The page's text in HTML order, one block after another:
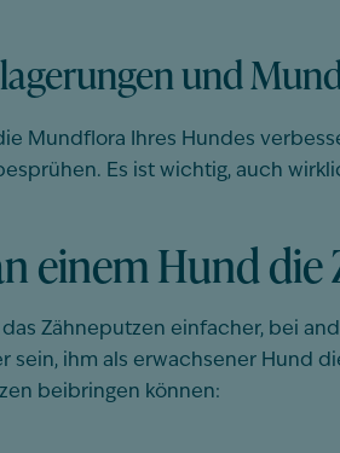
und
Mundflora Ihres Hundes
Es ist wichtig, auch
einem Hund die
Zähneputzen einfacher, bei
sein, ihm als erwachsener Hund
beibringen können: